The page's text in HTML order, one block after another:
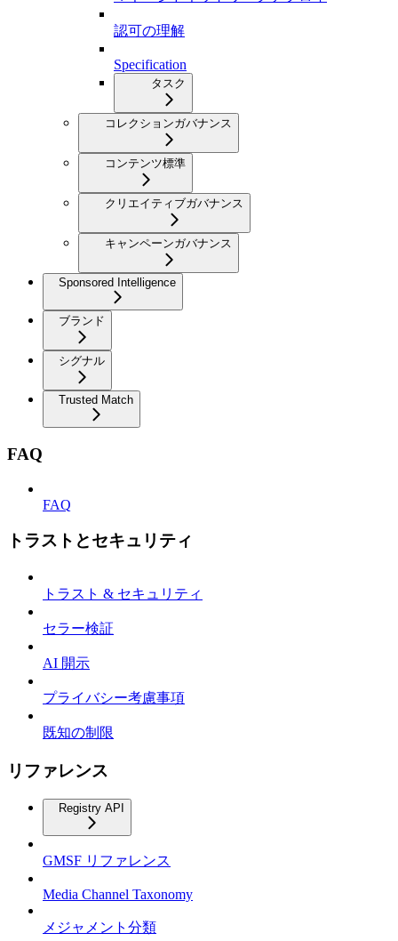
認可の理解
Specification
タスク
コレクションガバナンス
コンテンツ標準
クリエイティブガバナンス
キャンペーンガバナンス
Sponsored Intelligence
ブランド
シグナル
Trusted Match
FAQ
FAQ
トラストとセキュリティ
トラスト & セキュリティ
セラー検証
AI 開示
プライバシー考慮事項
既知の制限
リファレンス
Registry API
GMSF リファレンス
Media Channel Taxonomy
メジャメント分類